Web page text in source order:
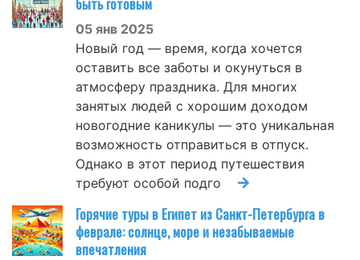
05 янв 2025
Новый год — время, когда хочется
оставить все заботы и окунуться в
атмосферу праздника. Для многих
занятых людей с хорошим доходом
новогодние каникулы — это уникальная
возможность отправиться в отпуск.
Однако в этот период путешествия
требуют особой подго
Горячие туры в Египет из Санкт-Петербурга в
феврале: солнце, море и незабываемые
впечатления